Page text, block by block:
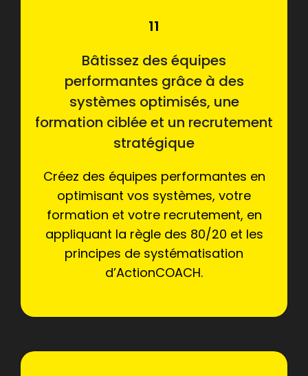
11
Bâtissez des équipes
performantes grâce à des
systèmes optimisés, une
formation ciblée et un recrutement
stratégique
Créez des équipes performantes en
optimisant vos systèmes, votre
formation et votre recrutement, en
appliquant la règle des 80/20 et les
principes de systématisation
d’ActionCOACH.